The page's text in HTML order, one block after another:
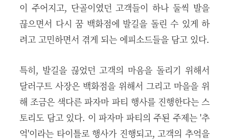
이 주어지고, 단골이였던 고객들이 하나 둘씩 발을
끊으면서 다시 꿈 백화점에 발길을 돌린 수 있게 하
려고 고민하면서 겪게 되는 에피소드들을 담고 있다.
특히, 발길을 끊었던 고객의 마음을 돌리기 위해서
달러구트 사장은 백화점을 위해서 그리고 마을을 위
해 조금은 색다른 파자마 파티 행사를 진행한다는 스
토리도 담고 있다. 이 파자마 파티의 주된 주제는 '추
억'이라는 타이틀로 행사가 진행되고, 고객의 추억을